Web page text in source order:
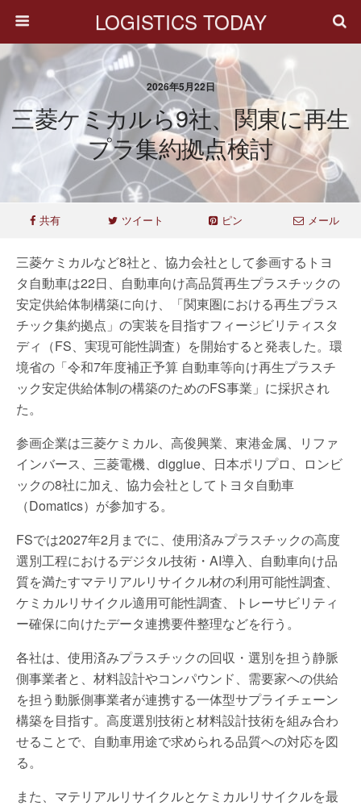
LOGISTICS TODAY
2026年5月22日
三菱ケミカルら9社、関東に再生
プラ集約拠点検討
共有 ツイート ピン メール
三菱ケミカルなど8社と、協力会社として参画するトヨ
タ自動車は22日、自動車向け高品質再生プラスチックの
安定供給体制構築に向け、「関東圏における再生プラス
チック集約拠点」の実装を目指すフィージビリティスタ
ディ（FS、実現可能性調査）を開始すると発表した。環
境省の「令和7年度補正予算 自動車等向け再生プラスチ
ック安定供給体制の構築のためのFS事業」に採択され
た。
参画企業は三菱ケミカル、高俊興業、東港金属、リファ
インバース、三菱電機、digglue、日本ポリプロ、ロンビ
ックの8社に加え、協力会社としてトヨタ自動車
（Domatics）が参加する。
FSでは2027年2月までに、使用済みプラスチックの高度
選別工程におけるデジタル技術・AI導入、自動車向け品
質を満たすマテリアルリサイクル材の利用可能性調査、
ケミカルリサイクル適用可能性調査、トレーサビリティ
ー確保に向けたデータ連携要件整理などを行う。
各社は、使用済みプラスチックの回収・選別を担う静脈
側事業者と、材料設計やコンパウンド、需要家への供給
を担う動脈側事業者が連携する一体型サプライチェーン
構築を目指す。高度選別技術と材料設計技術を組み合わ
せることで、自動車用途で求められる品質への対応を図
る。
また、マテリアルリサイクルとケミカルリサイクルを最